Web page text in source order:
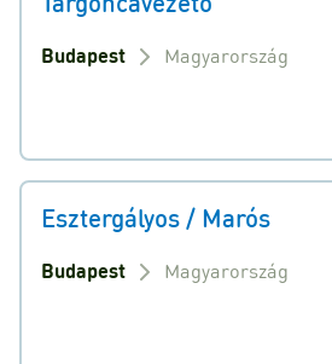
Budapest Magyarország
Esztergályos / Marós
Budapest Magyarország